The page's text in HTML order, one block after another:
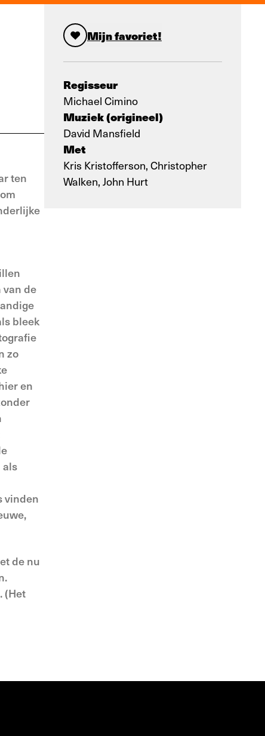
Mijn favoriet!
Regisseur
Michael Cimino
Muziek (origineel)
David Mansfield
Met
Kris Kristofferson, Christopher
Walken, John Hurt
ten
van de
bleek
zo
en
als
vinden
de nu
(Het